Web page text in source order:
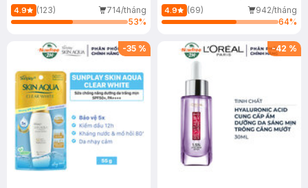
4.9 (123)
714/tháng
53%
(Mới)
4.9 (69)
942/tháng
64%
-35 % -42 %